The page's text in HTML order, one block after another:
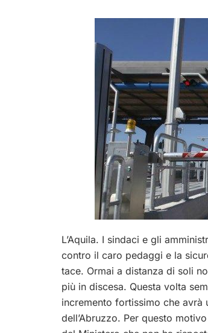
L’Aquila. I sindaci e gli
contro il caro pedaggi e la
tace. Ormai a distanza di soli
più in discesa. Questa volta
incremento fortissimo che
dell’Abruzzo. Per questo